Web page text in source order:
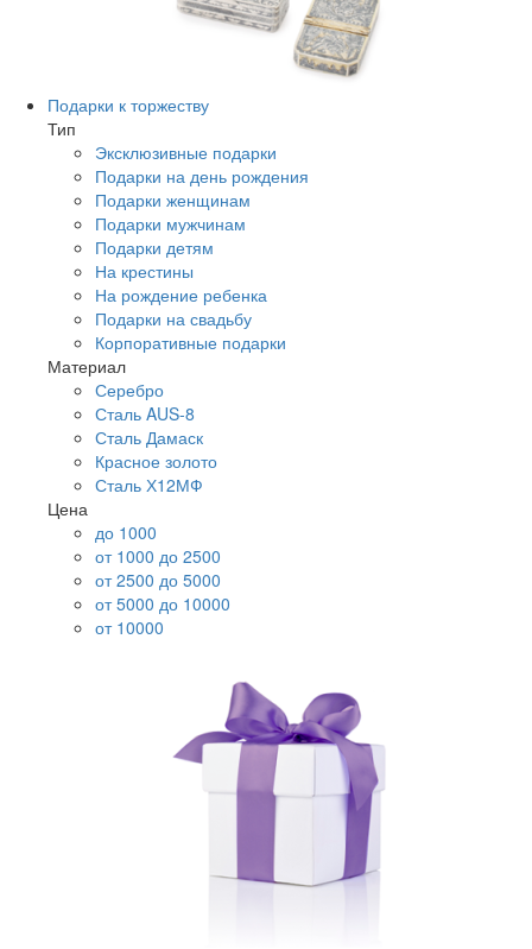
Подарки к торжеству
Тип
Эксклюзивные подарки
Подарки на день рождения
Подарки женщинам
Подарки мужчинам
Подарки детям
На крестины
На рождение ребенка
Подарки на свадьбу
Корпоративные подарки
Материал
Серебро
Сталь AUS-8
Сталь Дамаск
Красное золото
Сталь Х12МФ
Цена
до 1000
от 1000 до 2500
от 2500 до 5000
от 5000 до 10000
от 10000